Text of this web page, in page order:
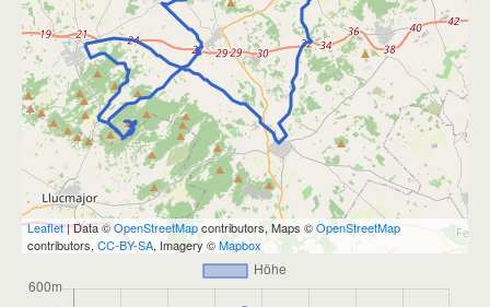
Leaflet| Data ©OpenStreetMapcontributors, Maps ©OpenStreetMap
contributors, CC-BY-SA, Imagery ©Mapbox